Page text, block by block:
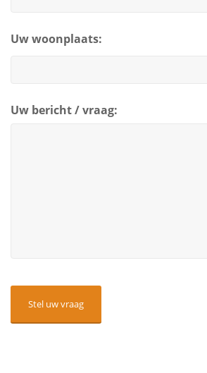
Uw woonplaats:
Uw bericht / vraag: